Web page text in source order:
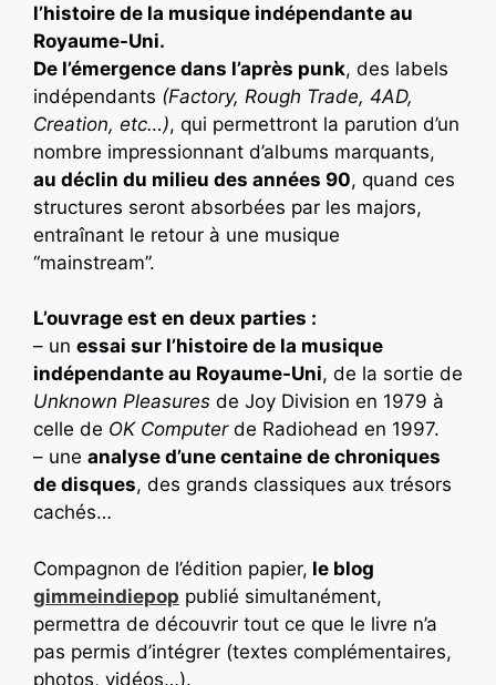
l’histoire de la musique indépendante au
Royaume-Uni.
De l’émergence dans l’après punk, des labels
indépendants (Factory, Rough Trade, 4AD,
Creation, etc…), qui permettront la parution d’un
nombre impressionnant d’albums marquants,
au déclin du milieu des années 90, quand ces
structures seront absorbées par les majors,
entraînant le retour à une musique
“mainstream”.
L’ouvrage est en deux parties :
– un essai sur l’histoire de la musique
indépendante au Royaume-Uni, de la sortie de
Unknown Pleasures de Joy Division en 1979 à
celle de OK Computerde Radiohead en 1997.
– une analyse d’une centaine de chroniques
de disques, des grands classiques aux trésors
cachés…
Compagnon de l’édition papier, le blog
gimmeindiepop publié simultanément,
permettra de découvrir tout ce que le livre n’a
pas permis d’intégrer (textes complémentaires,
photos, vidéos…).